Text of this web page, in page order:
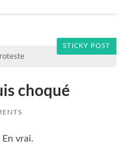
STICKY POST
choqué
En vrai.